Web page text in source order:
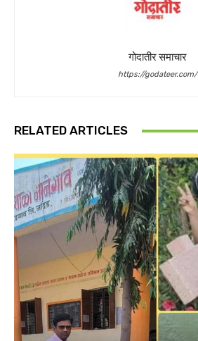
गोदातीर समाचार
https://godateer.com/
RELATED ARTICLES